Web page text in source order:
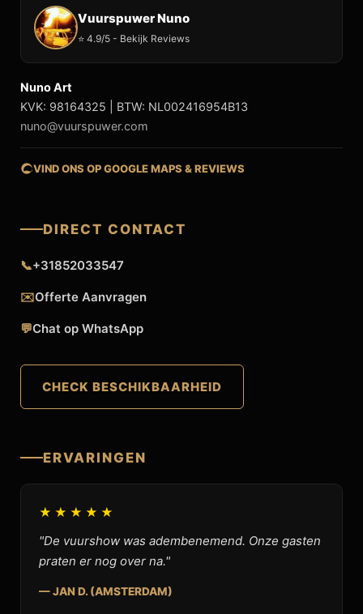
Vuurspuwer Nuno
⭐ 4.9/5 - Bekijk Reviews
Nuno Art
KVK: 98164325 | BTW: NL002416954B13
nuno@vuurspuwer.com
VIND ONS OP GOOGLE MAPS & REVIEWS
DIRECT CONTACT
📞+31852033547
✉️Offerte Aanvragen
💬Chat op WhatsApp
CHECK BESCHIKBAARHEID
ERVARINGEN
★★★★★
"De vuurshow was adembenemend. Onze gasten
praten er nog over na."
— JAN D. (AMSTERDAM)